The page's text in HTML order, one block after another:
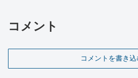
コメント
コメントを書き込